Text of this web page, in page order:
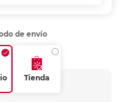
de envío
Tienda